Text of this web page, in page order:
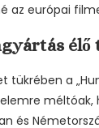
az európai
élő
tükrében a
méltóak,
és